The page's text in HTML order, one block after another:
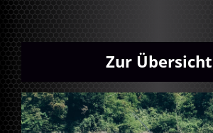
Zur Übersicht